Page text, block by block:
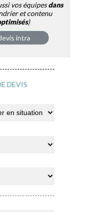
vos équipesdans
et contenu
)
intra
DEVIS